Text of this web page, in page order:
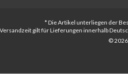
* Die Artikel unterliegen der
Versandzeit gilt für Lieferungen innerhalb
© 2026